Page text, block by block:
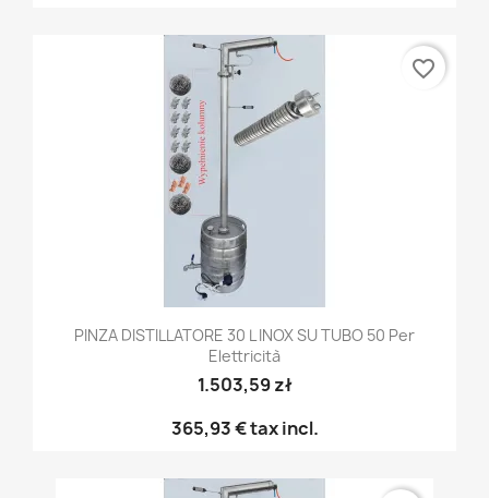
PINZA DISTILLATORE 30 L INOX SU TUBO 50 Per
Elettricità
1.503,59 zł
365,93 €tax incl.
favorite_border